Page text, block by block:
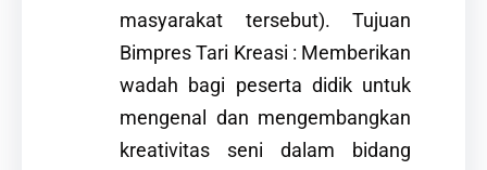
masyarakat tersebut). Tujuan
Bimpres Tari Kreasi : Memberikan
wadah bagi peserta didik untuk
mengenal dan mengembangkan
kreativitas seni dalam bidang